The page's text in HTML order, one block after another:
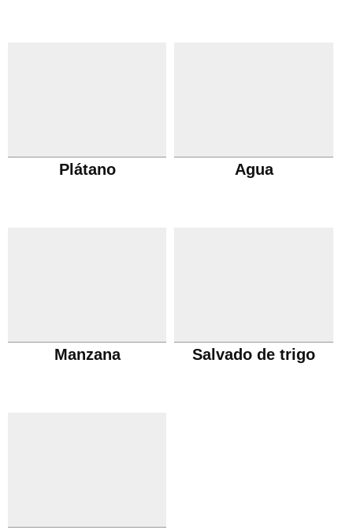
Plátano Agua
Manzana Salvado de trigo